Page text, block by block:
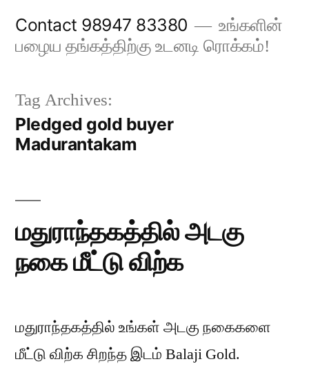
Contact 98947 83380
உங்களின்
பழைய தங்கத்திற்கு உடனடி ரொக்கம்!
Tag Archives:
Pledged gold buyer
Madurantakam
மதுராந்தகத்தில் அடகு
நகை மீட்டு விற்க
மதுராந்தகத்தில் உங்கள் அடகு நகைகளை
மீட்டு விற்க சிறந்த இடம் Balaji Gold.